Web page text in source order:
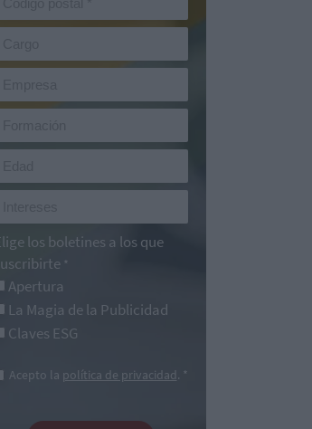
los boletines a los que
*
Apertura
La Magia de la Publicidad
Claves ESG
Acepto la política de privacidad. *